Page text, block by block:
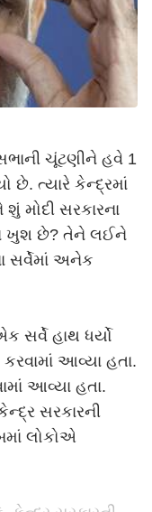
ચૂંટણીને હવે 1
છે. ત્યારે કેન્દ્રમાં
મોદી સરકારના
ખુશ છે? તેને લઈને
સર્વેમાં અનેક
સર્વે હાથ ધર્યો
આવ્યા હતા.
આવ્યા હતા.
સરકારની
લોકોએ